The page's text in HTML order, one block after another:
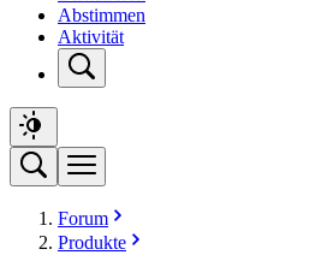
Abstimmen
Aktivität
Forum
Produkte